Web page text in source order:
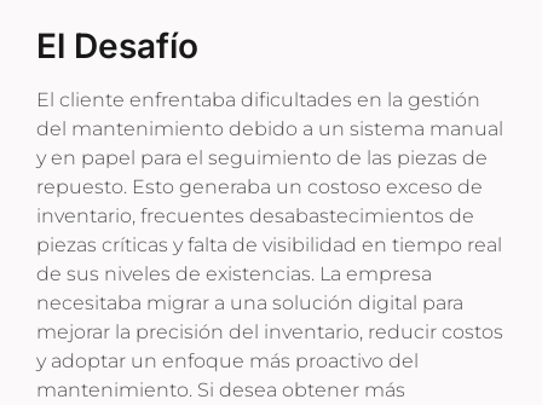
El Desafío
El cliente enfrentaba dificultades en la gestión
del mantenimiento debido a un sistema manual
y en papel para el seguimiento de las piezas de
repuesto. Esto generaba un costoso exceso de
inventario, frecuentes desabastecimientos de
piezas críticas y falta de visibilidad en tiempo real
de sus niveles de existencias. La empresa
necesitaba migrar a una solución digital para
mejorar la precisión del inventario, reducir costos
y adoptar un enfoque más proactivo del
mantenimiento. Si desea obtener más